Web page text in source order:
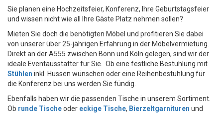
Sie planen eine Hochzeitsfeier, Konferenz, Ihre Geburtstagsfeier
und wissen nicht wie all Ihre Gäste Platz nehmen sollen?
Mieten Sie doch die benötigten Möbel und profitieren Sie dabei
von unserer über 25-jährigen Erfahrung in der Möbelvermietung.
Direkt an der A555 zwischen Bonn und Köln gelegen, sind wir der
ideale Eventausstatter für Sie. Ob eine festliche Bestuhlung mit
Stühlen inkl. Hussen wünschen oder eine Reihenbestuhlung für
die Konferenz bei uns werden Sie fündig.
Ebenfalls haben wir die passenden Tische in unserem Sortiment.
Ob runde Tischeoder eckige Tische, Bierzeltgarnituren und